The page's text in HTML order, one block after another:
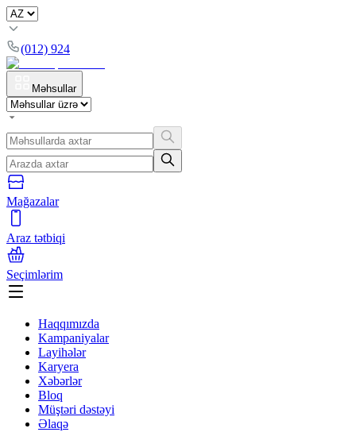
(012) 924
Məhsullar
Mağazalar
Araz tətbiqi
Seçimlərim
Haqqımızda
Kampaniyalar
Layihələr
Karyera
Xəbərlər
Bloq
Müştəri dəstəyi
Əlaqə